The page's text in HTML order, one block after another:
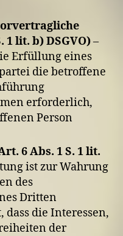
1 lit. b) DSGVO)–
Erfüllung eines
die betroffene
erforderlich,
Person
6 Abs. 1 S. 1 lit.
ist zur Wahrung
des
Dritten
dass die Interessen,
der